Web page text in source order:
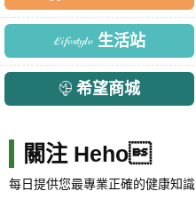
生活站
希望商城
關注 Heho
每日提供您最專業正確的健康知識